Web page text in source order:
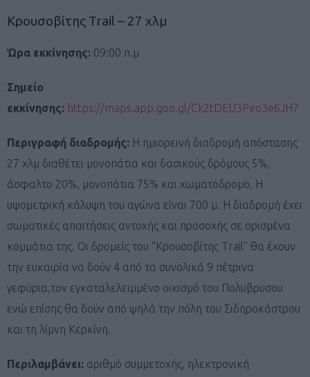
Κρουσοβίτης Trail – 27 χλμ
Ώρα εκκίνησης: 09:00 π.μ
Σημείο
εκκίνησης: https://maps.app.goo.gl/Ck2tDEU3Peo3e6JH7
Περιγραφή διαδρομής: Η ημιορεινή διαδρομή απόστασης
27 χλμ διαθέτει μονοπάτια και δασικούς δρόμους 5%,
άσφαλτο 20%, μονοπάτια 75% και χωματόδρομο. Η
υψομετρική κάλυψη του αγώνα είναι 700 μ. Η διαδρομή έχει
σωματικές απαιτήσεις αντοχής και προσοχής σε ορισμένα
κομμάτια της. Οι δρομείς του ‘’Κρουσοβίτης Trail’’ θα έχουν
την ευκαιρία να δούν 4 από τα συνολικά 9 πέτρινα
γεφύρια,τον εγκαταλελειμμένο οικισμό του Πολυβρυσου
ενώ επίσης θα δούν από ψηλά την πόλη του Σιδηροκάστρου
και τη λίμνη Κερκίνη.
Περιλαμβάνει: αριθμό συμμετοχής, ηλεκτρονική